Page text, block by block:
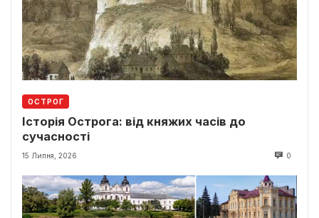
ОСТРОГ
Історія Острога: від княжих часів до
сучасності
15 Липня, 2026 0